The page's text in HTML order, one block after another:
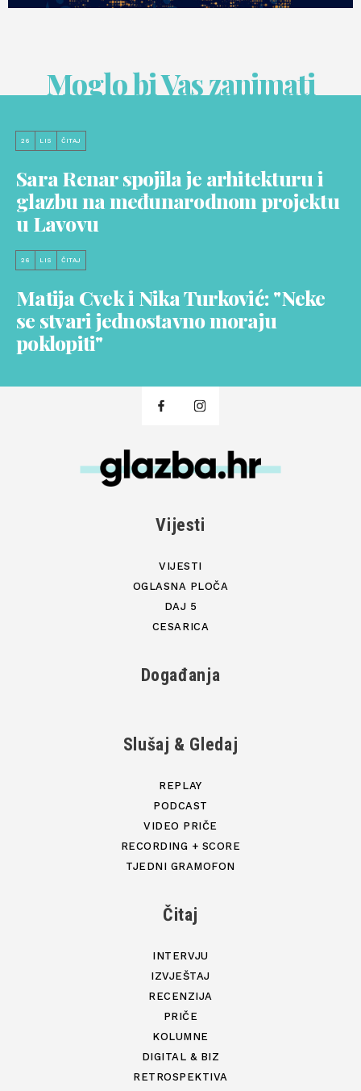
Moglo bi Vas zanimati
26 LIS ČITAJ
Sara Renar spojila je arhitekturu i
glazbu na međunarodnom projektu
u Lavovu
26 LIS ČITAJ
Matija Cvek i Nika Turković: "Neke
se stvari jednostavno moraju
poklopiti"
Vijesti
VIJESTI
OGLASNA PLOČA
DAJ 5
CESARICA
Događanja
Slušaj & Gledaj
REPLAY
PODCAST
VIDEO PRIČE
RECORDING + SCORE
TJEDNI GRAMOFON
Čitaj
INTERVJU
IZVJEŠTAJ
RECENZIJA
PRIČE
KOLUMNE
DIGITAL & BIZ
RETROSPEKTIVA